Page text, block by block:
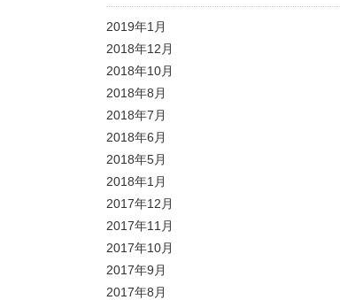
2019年1月
2018年12月
2018年10月
2018年8月
2018年7月
2018年6月
2018年5月
2018年1月
2017年12月
2017年11月
2017年10月
2017年9月
2017年8月